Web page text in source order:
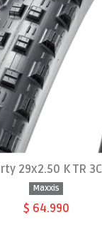
29x2.50 K TR
Maxxis
$ 64.990